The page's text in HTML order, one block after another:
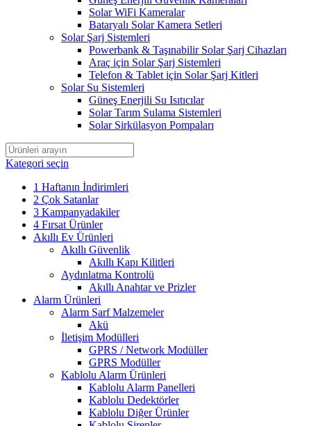
Solar WiFi Kameralar
Bataryalı Solar Kamera Setleri
Solar Şarj Sistemleri
Powerbank & Taşınabilir Solar Şarj Cihazları
Araç için Solar Şarj Sistemleri
Telefon & Tablet için Solar Şarj Kitleri
Solar Su Sistemleri
Güneş Enerjili Su Isıtıcılar
Solar Tarım Sulama Sistemleri
Solar Sirkülasyon Pompaları
Kategori seçin
1 Haftanın İndirimleri
2 Çok Satanlar
3 Kampanyadakiler
4 Fırsat Ürünler
Akıllı Ev Ürünleri
Akıllı Güvenlik
Akıllı Kapı Kilitleri
Aydınlatma Kontrolü
Akıllı Anahtar ve Prizler
Alarm Ürünleri
Alarm Sarf Malzemeler
Akü
İletişim Modülleri
GPRS / Network Modüller
GPRS Modüller
Kablolu Alarm Ürünleri
Kablolu Alarm Panelleri
Kablolu Dedektörler
Kablolu Diğer Ürünler